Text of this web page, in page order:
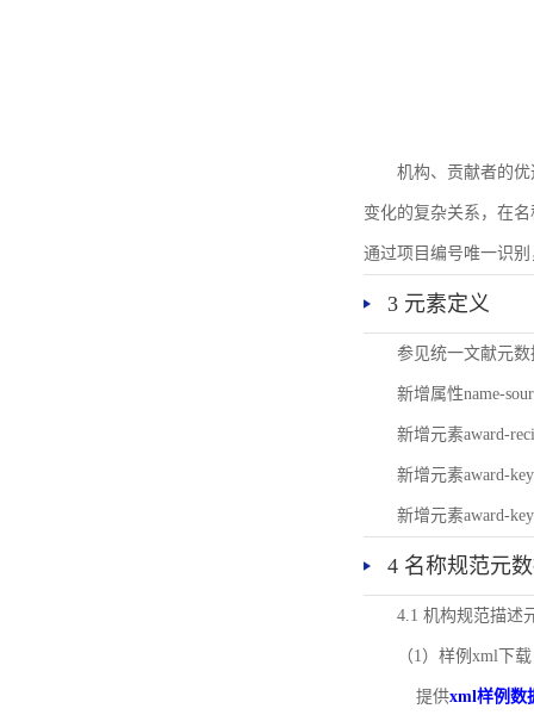
机构、贡献者的
变化的复杂关系，在
通过项目编号唯一识
3 元素定义
参见统一文献元
新增属性name-
新增元素award-
新增元素award-
新增元素award-
4 名称规范元
4.1 机构规范描述
（1）样例xml下载
提供xml样例数